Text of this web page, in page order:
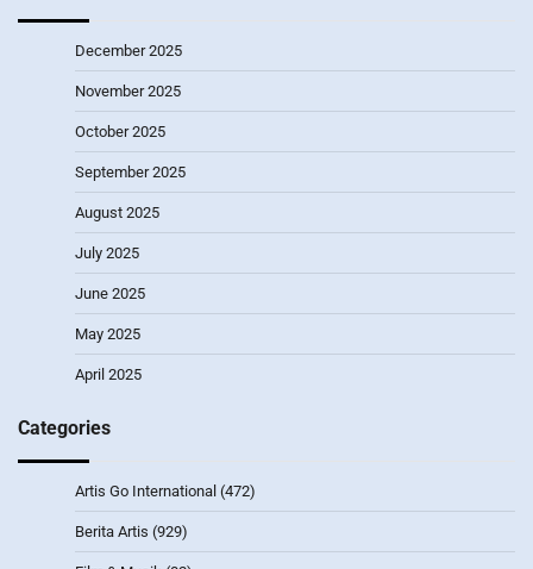
December 2025
November 2025
October 2025
September 2025
August 2025
July 2025
June 2025
May 2025
April 2025
Categories
Artis Go International (472)
Berita Artis (929)